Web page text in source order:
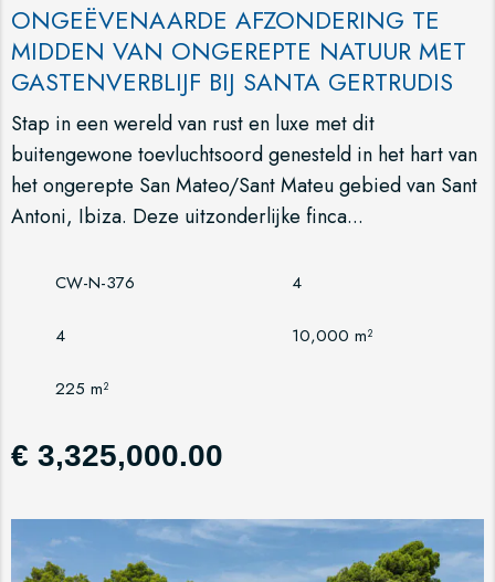
ONGEËVENAARDE AFZONDERING TE
MIDDEN VAN ONGEREPTE NATUUR MET
GASTENVERBLIJF BIJ SANTA GERTRUDIS
Stap in een wereld van rust en luxe met dit
buitengewone toevluchtsoord genesteld in het hart van
het ongerepte San Mateo/Sant Mateu gebied van Sant
Antoni, Ibiza. Deze uitzonderlijke finca...
CW-N-376 4
4 10,000 m²
225 m²
€ 3,325,000.00